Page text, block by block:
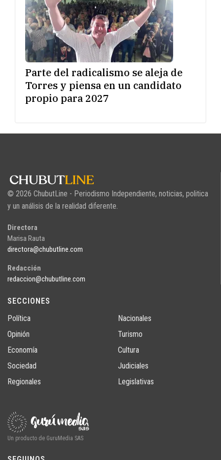
Parte del radicalismo se aleja de
Torres y piensa en un candidato
propio para 2027
© 2026 ChubutLine - Periodismo Independiente, noticias, politica
y un análisis de la realidad diferente.
Directora
Marisa Rauta
directora@chubutline.com
Redacción
redaccion@chubutline.com
SECCIONES
Política
Opinión
Economía
Sociedad
Regionales
Nacionales
Turismo
Cultura
Judiciales
Legislativas
Un producto de GuruMedia SAS